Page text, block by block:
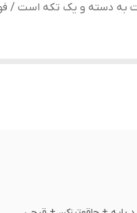
دسته و یک تکه است /